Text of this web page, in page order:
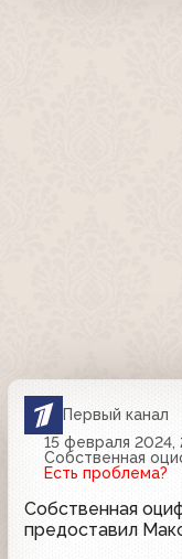
Первый канал
15 февраля 2024,
Собственная
Есть проблема?
Собственная
предоставил